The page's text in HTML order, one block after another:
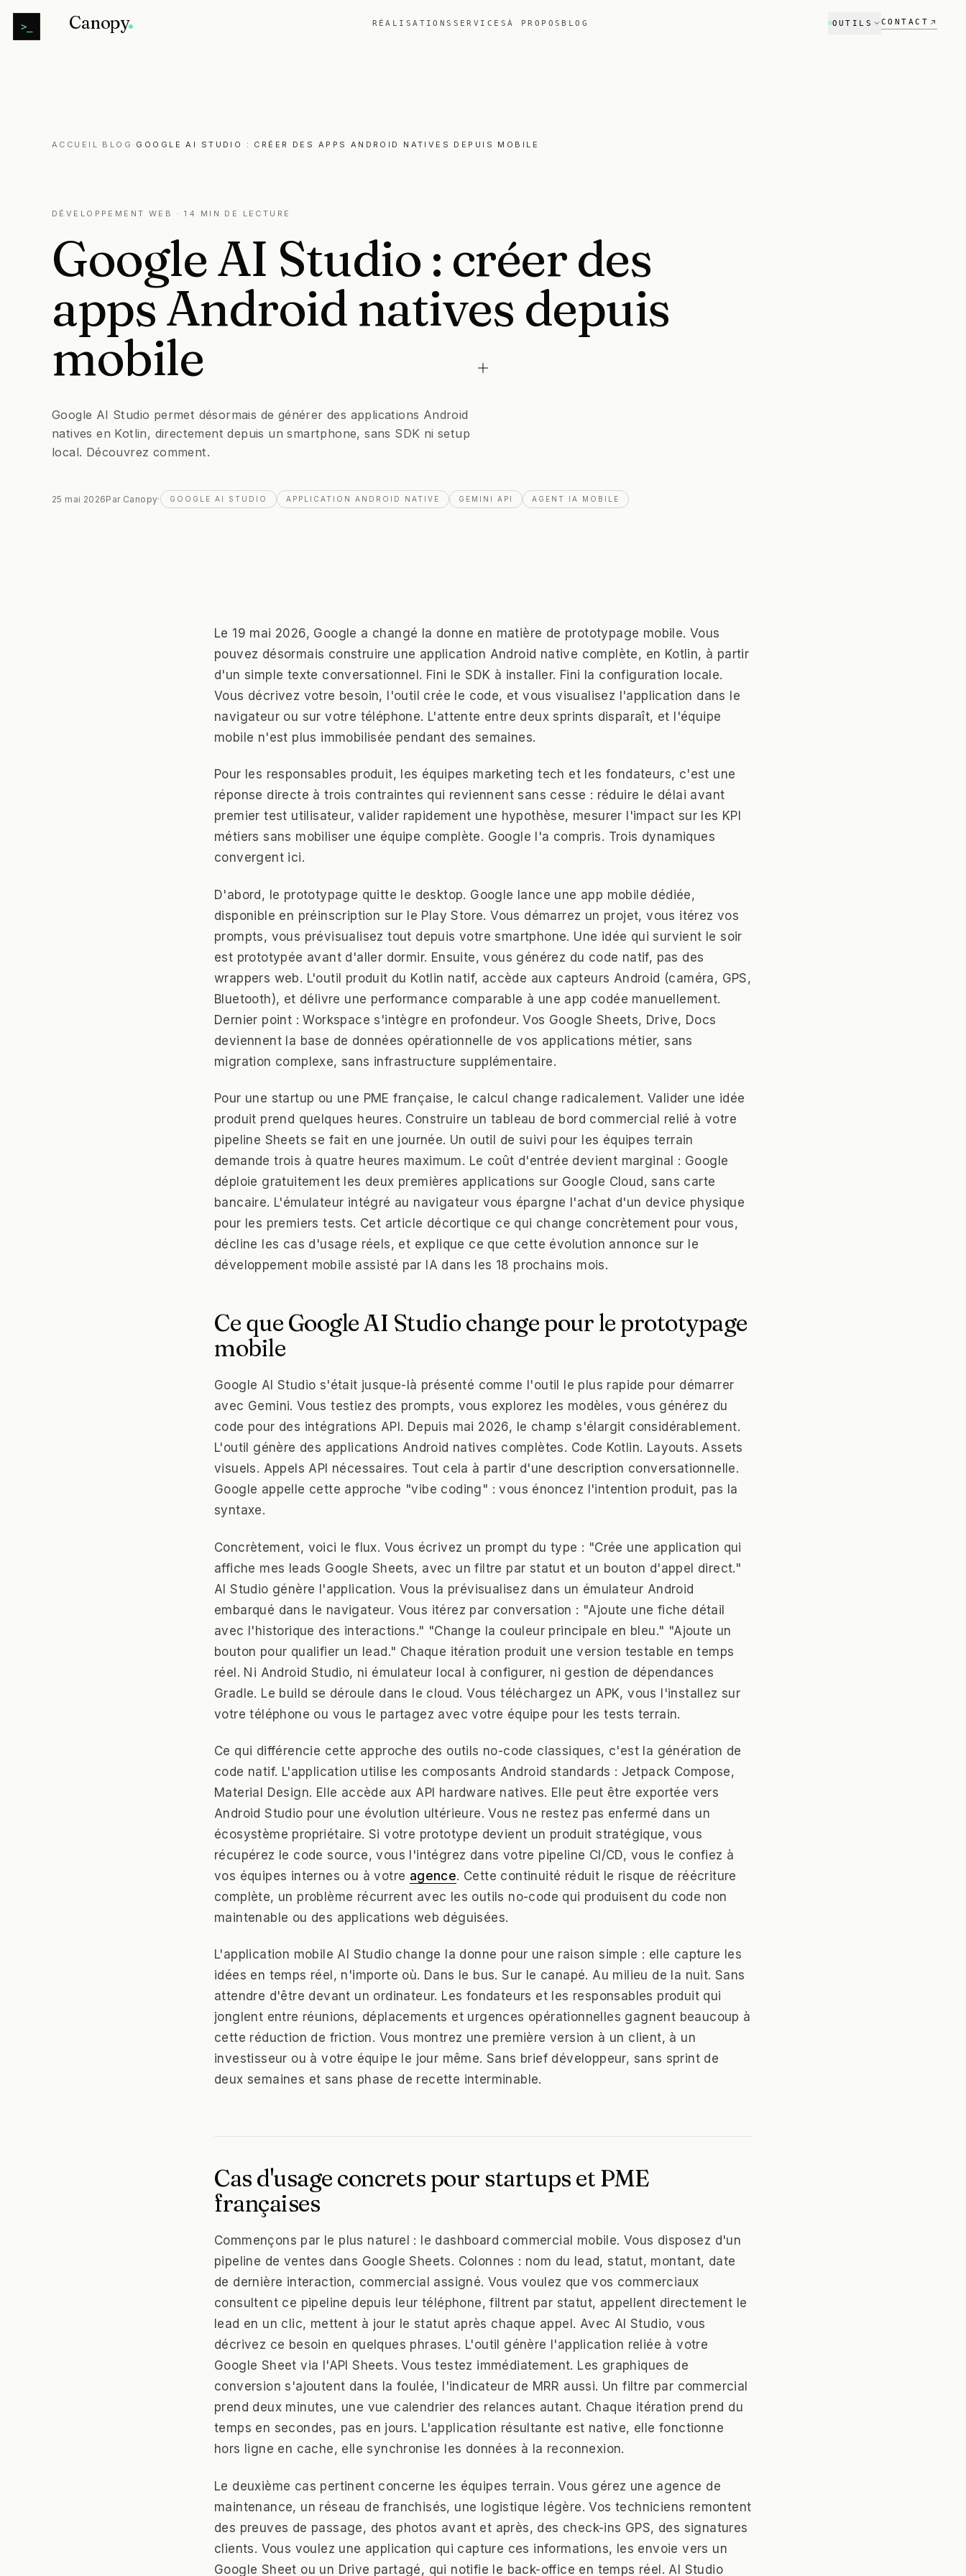
>_ Canopy RÉALISATIONS SERVICES À PROPOS BLOG OUTILS CONTACT
ACCUEIL · BLOG · GOOGLE AI STUDIO : CRÉER DES APPS ANDROID NATIVES DEPUIS MOBILE
DÉVELOPPEMENT WEB · 14 MIN DE LECTURE
GoogleAI Studio : créer des
appsAndroidnatives depuis
mobile
Google AI Studio permet désormais de générer des applications Android
natives en Kotlin, directement depuis un smartphone, sans SDK ni setup
local. Découvrez comment.
25 mai 2026Par Canopy· GOOGLE AI STUDIO APPLICATION ANDROID NATIVE GEMINI API AGENT IA MOBILE
Le 19 mai 2026, Google a changé la donne en matière de prototypage mobile. Vous
pouvez désormais construire une application Android native complète, en Kotlin, à partir
d'un simple texte conversationnel. Fini le SDK à installer. Fini la configuration locale.
Vous décrivez votre besoin, l'outil crée le code, et vous visualisez l'application dans le
navigateur ou sur votre téléphone. L'attente entre deux sprints disparaît, et l'équipe
mobile n'est plus immobilisée pendant des semaines.
Pour les responsables produit, les équipes marketing tech et les fondateurs, c'est une
réponse directe à trois contraintes qui reviennent sans cesse : réduire le délai avant
premier test utilisateur, valider rapidement une hypothèse, mesurer l'impact sur les KPI
métiers sans mobiliser une équipe complète. Google l'a compris. Trois dynamiques
convergent ici.
D'abord, le prototypage quitte le desktop. Google lance une app mobile dédiée,
disponible en préinscription sur le Play Store. Vous démarrez un projet, vous itérez vos
prompts, vous prévisualisez tout depuis votre smartphone. Une idée qui survient le soir
est prototypée avant d'aller dormir. Ensuite, vous générez du code natif, pas des
wrappers web. L'outil produit du Kotlin natif, accède aux capteurs Android (caméra, GPS,
Bluetooth), et délivre une performance comparable à une app codée manuellement.
Dernier point : Workspace s'intègre en profondeur. Vos Google Sheets, Drive, Docs
deviennent la base de données opérationnelle de vos applications métier, sans
migration complexe, sans infrastructure supplémentaire.
Pour une startup ou une PME française, le calcul change radicalement. Valider une idée
produit prend quelques heures. Construire un tableau de bord commercial relié à votre
pipeline Sheets se fait en une journée. Un outil de suivi pour les équipes terrain
demande trois à quatre heures maximum. Le coût d'entrée devient marginal : Google
déploie gratuitement les deux premières applications sur Google Cloud, sans carte
bancaire. L'émulateur intégré au navigateur vous épargne l'achat d'un device physique
pour les premiers tests. Cet article décortique ce qui change concrètement pour vous,
décline les cas d'usage réels, et explique ce que cette évolution annonce sur le
développement mobile assisté par IA dans les 18 prochains mois.
Ce que Google AI Studio change pour le prototypage
mobile
Google AI Studio s'était jusque-là présenté comme l'outil le plus rapide pour démarrer
avec Gemini. Vous testiez des prompts, vous explorez les modèles, vous générez du
code pour des intégrations API. Depuis mai 2026, le champ s'élargit considérablement.
L'outil génère des applications Android natives complètes. Code Kotlin. Layouts. Assets
visuels. Appels API nécessaires. Tout cela à partir d'une description conversationnelle.
Google appelle cette approche "vibe coding" : vous énoncez l'intention produit, pas la
syntaxe.
Concrètement, voici le flux. Vous écrivez un prompt du type : "Crée une application qui
affiche mes leads Google Sheets, avec un filtre par statut et un bouton d'appel direct."
AI Studio génère l'application. Vous la prévisualisez dans un émulateur Android
embarqué dans le navigateur. Vous itérez par conversation : "Ajoute une fiche détail
avec l'historique des interactions." "Change la couleur principale en bleu." "Ajoute un
bouton pour qualifier un lead." Chaque itération produit une version testable en temps
réel. Ni Android Studio, ni émulateur local à configurer, ni gestion de dépendances
Gradle. Le build se déroule dans le cloud. Vous téléchargez un APK, vous l'installez sur
votre téléphone ou vous le partagez avec votre équipe pour les tests terrain.
Ce qui différencie cette approche des outils no-code classiques, c'est la génération de
code natif. L'application utilise les composants Android standards : Jetpack Compose,
Material Design. Elle accède aux API hardware natives. Elle peut être exportée vers
Android Studio pour une évolution ultérieure. Vous ne restez pas enfermé dans un
écosystème propriétaire. Si votre prototype devient un produit stratégique, vous
récupérez le code source, vous l'intégrez dans votre pipeline CI/CD, vous le confiez à
vos équipes internes ou à votre agence. Cette continuité réduit le risque de réécriture
complète, un problème récurrent avec les outils no-code qui produisent du code non
maintenable ou des applications web déguisées.
L'application mobile AI Studio change la donne pour une raison simple : elle capture les
idées en temps réel, n'importe où. Dans le bus. Sur le canapé. Au milieu de la nuit. Sans
attendre d'être devant un ordinateur. Les fondateurs et les responsables produit qui
jonglent entre réunions, déplacements et urgences opérationnelles gagnent beaucoup à
cette réduction de friction. Vous montrez une première version à un client, à un
investisseur ou à votre équipe le jour même. Sans brief développeur, sans sprint de
deux semaines et sans phase de recette interminable.
Cas d'usage concrets pour startups et PME
françaises
Commençons par le plus naturel : le dashboard commercial mobile. Vous disposez d'un
pipeline de ventes dans Google Sheets. Colonnes : nom du lead, statut, montant, date
de dernière interaction, commercial assigné. Vous voulez que vos commerciaux
consultent ce pipeline depuis leur téléphone, filtrent par statut, appellent directement le
lead en un clic, mettent à jour le statut après chaque appel. Avec AI Studio, vous
décrivez ce besoin en quelques phrases. L'outil génère l'application reliée à votre
Google Sheet via l'API Sheets. Vous testez immédiatement. Les graphiques de
conversion s'ajoutent dans la foulée, l'indicateur de MRR aussi. Un filtre par commercial
prend deux minutes, une vue calendrier des relances autant. Chaque itération prend du
temps en secondes, pas en jours. L'application résultante est native, elle fonctionne
hors ligne en cache, elle synchronise les données à la reconnexion.
Le deuxième cas pertinent concerne les équipes terrain. Vous gérez une agence de
maintenance, un réseau de franchisés, une logistique légère. Vos techniciens remontent
des preuves de passage, des photos avant et après, des check-ins GPS, des signatures
clients. Vous voulez une application qui capture ces informations, les envoie vers un
Google Sheet ou un Drive partagé, qui notifie le back-office en temps réel. AI Studio